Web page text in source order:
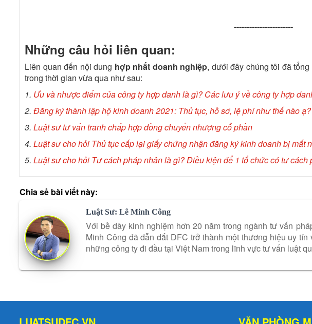
-----------------------
Những câu hỏi liên quan:
Liên quan đến nội dung hợp nhất doanh nghiệp, dưới đây chúng tôi đã
trong thời gian vừa qua như sau:
1. Ưu và nhược điểm của công ty hợp danh là gì? Các lưu ý về công ty hợp
2. Đăng ký thành lập hộ kinh doanh 2021: Thủ tục, hồ sơ, lệ phí như thế nào ạ?
3. Luật sư tư vấn tranh chấp hợp đồng chuyển nhượng cổ phần
4. Luật sư cho hỏi Thủ tục cấp lại giấy chứng nhận đăng ký kinh doanh bị mất
5. Luật sư cho hỏi Tư cách pháp nhân là gì? Điều kiện để 1 tổ chức có tư cách
Chia sẻ bài viết này:
Luật Sư: Lê Minh Công
Với bề dày kinh nghiệm hơn 20 năm trong ngành tư vấn
Minh Công đã dẫn dắt DFC trở thành một thương hiệu uy
những công ty đi đầu tại Việt Nam trong lĩnh vực tư vấn luật